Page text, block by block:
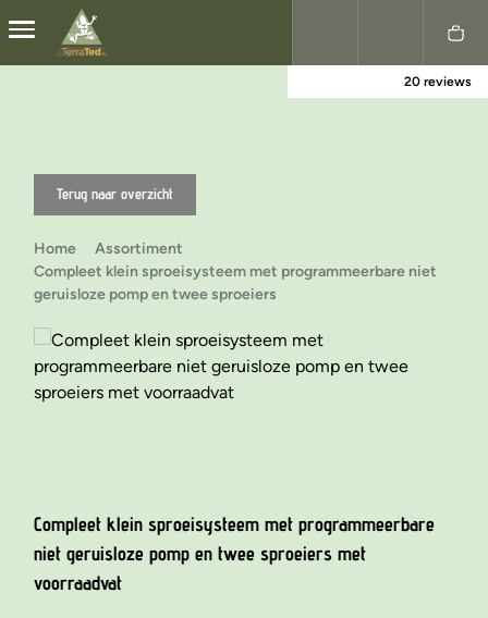
Nederlands
20 reviews
Terug naar overzicht
Home
Assortiment
Compleet klein sproeisysteem met programmeerbare niet
geruisloze pomp en twee sproeiers
Compleet klein sproeisysteem met programmeerbare
niet geruisloze pomp en twee sproeiers met
voorraadvat